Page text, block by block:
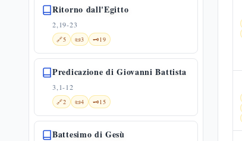
Ritorno dall'Egitto
2,19-23
🔗5 📜3 🗝️19
Predicazione di Giovanni Battista
3,1-12
🔗2 📜4 🗝️15
Battesimo di Gesù